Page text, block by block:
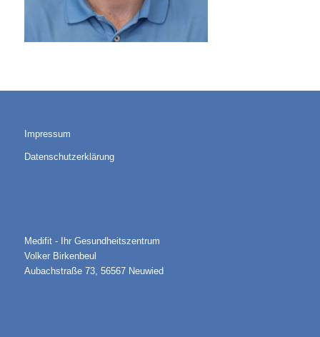
Impressum
Datenschutzerklärung
Medifit - Ihr Gesundheitszentrum
Volker Birkenbeul
Aubachstraße 73, 56567 Neuwied